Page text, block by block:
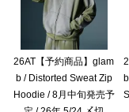
26AT【予約商品】glam
b / Distorted Sweat Zip
Hoodie / 8月中旬発売予